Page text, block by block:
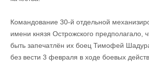
Командование 30-й отдельной
имени князя Острожского предполагало,
быть запечатлён их боец Тимофей
без вести 3 февраля в ходе боевых